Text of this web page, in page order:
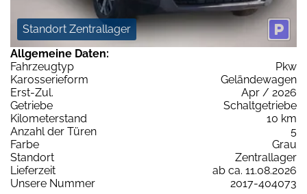
Standort Zentrallager
Allgemeine Daten:
Fahrzeugtyp
Pkw
Karosserieform
Geländewagen
Erst-Zul.
Apr / 2026
Getriebe
Schaltgetriebe
Kilometerstand
10 km
Anzahl der Türen
5
Farbe
Grau
Standort
Zentrallager
Lieferzeit
ab ca. 11.08.2026
Unsere Nummer
2017-404073